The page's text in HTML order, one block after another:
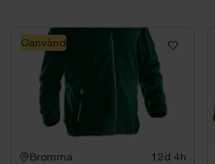
Bromma 12d 4h
Oanvänd